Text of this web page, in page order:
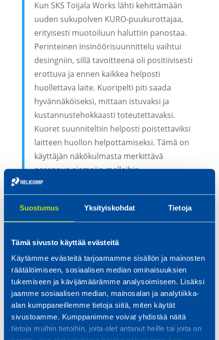
Suostumus Yksityiskohdat Tietoja
Tämä sivusto käyttää evästeitä
Käytämme evästeitä tarjoamamme sisällön ja mainosten
räätälöimiseen, sosiaalisen median ominaisuuksien
tukemiseen ja kävijämäärämme analysoimiseen. Lisäksi
jaamme sosiaalisen median, mainosalan ja analytiikka-
alan kumppaneillemme tietoja siitä, miten käytät
sivustoamme. Kumppanimme voivat yhdistää näitä
tietoja muihin tietoihin, joita olet antanut heille tai joita on
Kun SKS Toijala Works lähti kehittämään
uuden sukupolven KURO-puukurottajaa,
erityisesti muotoiluun haluttiin panostaa.
Perinteinen insinöörisuunnittelu vaihtui
desingniin, sillä tavoitteena oli positiivisesti
erottuva ja ennen kaikkea helposti
huollettava laite. Kuoripelti piti saada
hyvännäköiseksi, mittaan istuvaksi ja
kustannustehokkaasti toteutettavaksi.
Kuoret suunniteltiin helposti poistettaviksi
laitteen huollon helpottamiseksi. Tämä on
käyttäjän näkökulmasta merkittävä
parannus aiempiin malleihin.
Relicomp on ollut mukana laitteen
valmistettavuuden kehittämisessä
ensimmäisistä hahmotelmista lähtien.
Relicompin osaaminen oli minulle tuttua
monien vuosien varrelta ja aiemmat
kokemuksemme erityisesti
tuotannonsuunnittelusta olivat hyviä. Heillä
on osaamista siitä, miten haluttu rakenne
saadaan toteutettua mahdollisimman
vähillä kappaleilla. KURO:n kohdalla
ulkokuori oli meillä jo valmiina, mutta